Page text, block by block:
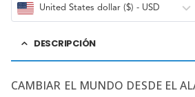
United States dollar ($) - USD
DESCRIPCIÓN
CAMBIAR EL MUNDO DESDE EL